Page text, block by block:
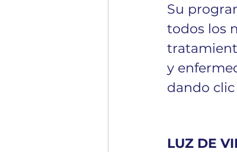
Su
todos los
y
dando clic
LUZ DE